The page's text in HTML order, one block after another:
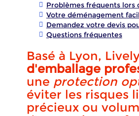
Problèmes fréquents lors
Votre déménagement
Demandez votre devis
Questions fréquentes
Basé à Lyon,
d'emballage
une protection
éviter les risques
précieux ou